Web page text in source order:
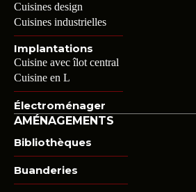
Cuisines design
Cuisines industrielles
Implantations
Cuisine avec îlot central
Cuisine en L
Électroménager
AMÉNAGEMENTS
Bibliothèques
Buanderies